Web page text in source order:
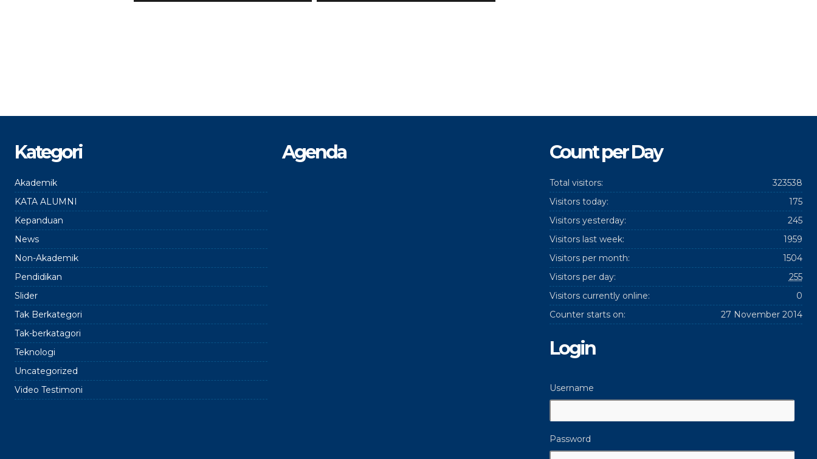
Kategori
Akademik
KATA ALUMNI
Kepanduan
News
Non-Akademik
Pendidikan
Slider
Tak Berkategori
Tak-berkatagori
Teknologi
Uncategorized
Video Testimoni
Agenda Count per Day
323538
Total visitors:
175
Visitors today:
245
Visitors yesterday:
1959
Visitors last week:
1504
Visitors per month:
255
Visitors per day:
0
Visitors currently online:
27 November 2014
Counter starts on:
Login
Username
Password